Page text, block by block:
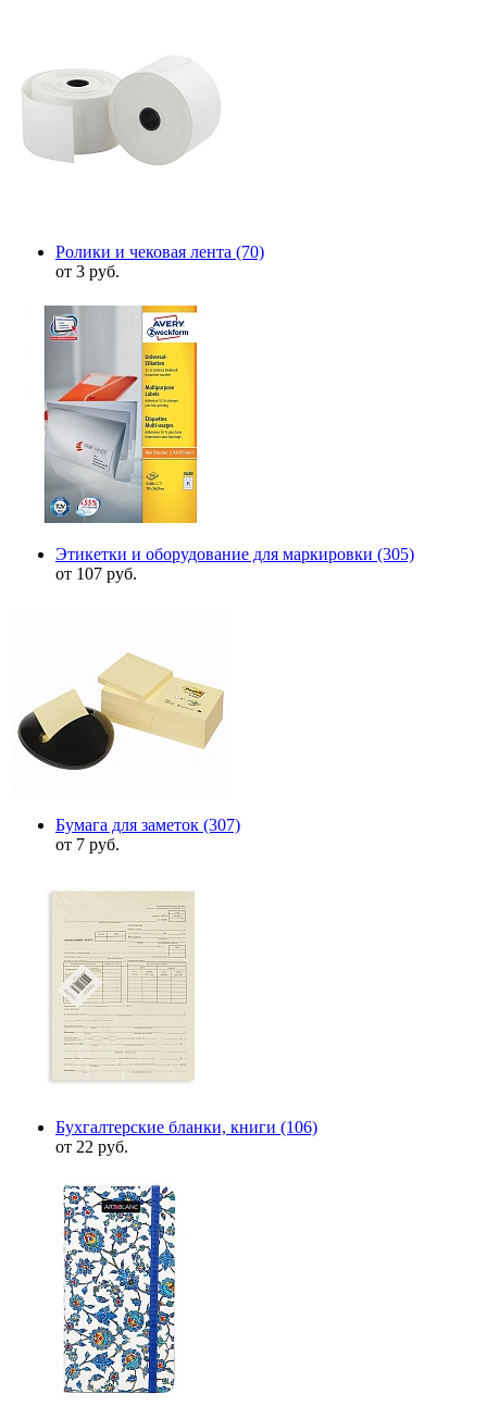
Ролики и чековая лента (70)
от 3 руб.
Этикетки и оборудование для маркировки (305)
от 107 руб.
Бумага для заметок (307)
от 7 руб.
Бухгалтерские бланки, книги (106)
от 22 руб.